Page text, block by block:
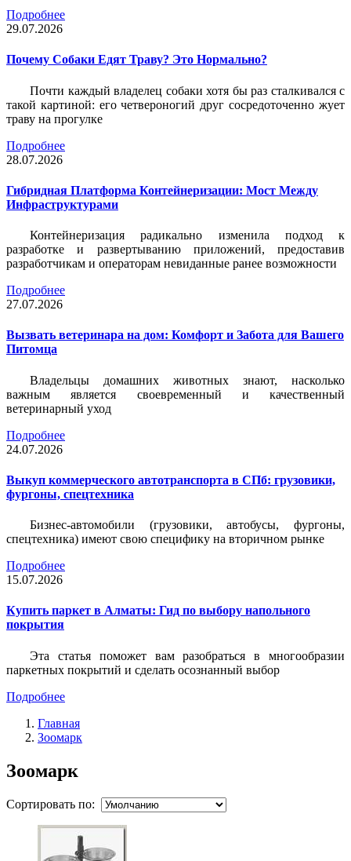
Подробнее
29.07.2026
Почему Собаки Едят Траву? Это Нормально?
Почти каждый владелец собаки хотя бы раз сталкивался с
такой картиной: его четвероногий друг сосредоточенно жует
траву на прогулке
Подробнее
28.07.2026
Гибридная Платформа Контейнеризации: Мост Между
Инфраструктурами
Контейнеризация радикально изменила подход к
разработке и развертыванию приложений, предоставив
разработчикам и операторам невиданные ранее возможности
Подробнее
27.07.2026
Вызвать ветеринара на дом: Комфорт и Забота для Вашего
Питомца
Владельцы домашних животных знают, насколько
важным является своевременный и качественный
ветеринарный уход
Подробнее
24.07.2026
Выкуп коммерческого автотранспорта в СПб: грузовики,
фургоны, спецтехника
Бизнес-автомобили (грузовики, автобусы, фургоны,
спецтехника) имеют свою специфику на вторичном рынке
Подробнее
15.07.2026
Купить паркет в Алматы: Гид по выбору напольного
покрытия
Эта статья поможет вам разобраться в многообразии
паркетных покрытий и сделать осознанный выбор
Подробнее
Главная
Зоомарк
Зоомарк
Сортировать по: